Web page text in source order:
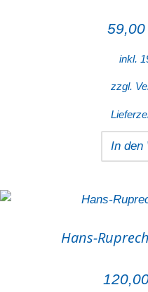
59,00
inkl.
zzgl.
In den
Hans-